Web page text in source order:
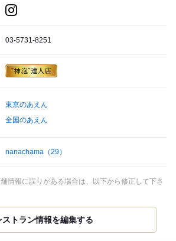
03-5731-8251
東京のあえん
全国のあえん
nanachama （29）
情報に誤りがある場合は、以下から修正して下さ
ストラン情報を編集する